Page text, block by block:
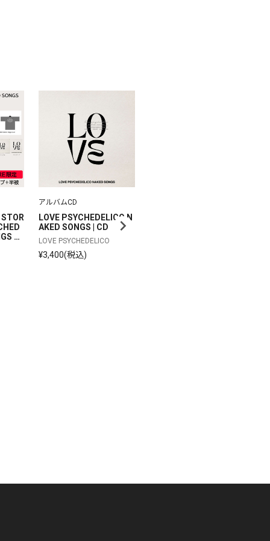
STOR
Sp
定
ア
ー
アルバムCD
LOVE PSYCHEDELICO N
AKED SONGS | CD
LOVE PSYCHEDELICO
¥3,400(税込)